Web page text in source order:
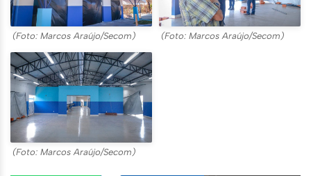
(Foto: Marcos Araújo/Secom) (Foto: Marcos Araújo/Secom)
(Foto: Marcos Araújo/Secom)